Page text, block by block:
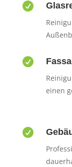


einen
